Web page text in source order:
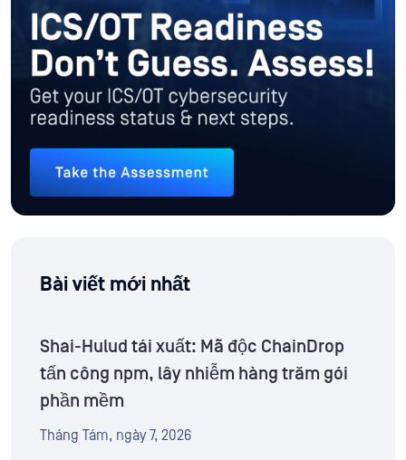
Bài viết mới nhất
Shai-Hulud tái xuất: Mã độc ChainDrop
tấn công npm, lây nhiễm hàng trăm gói
phần mềm
Tháng Tám, ngày 7, 2026